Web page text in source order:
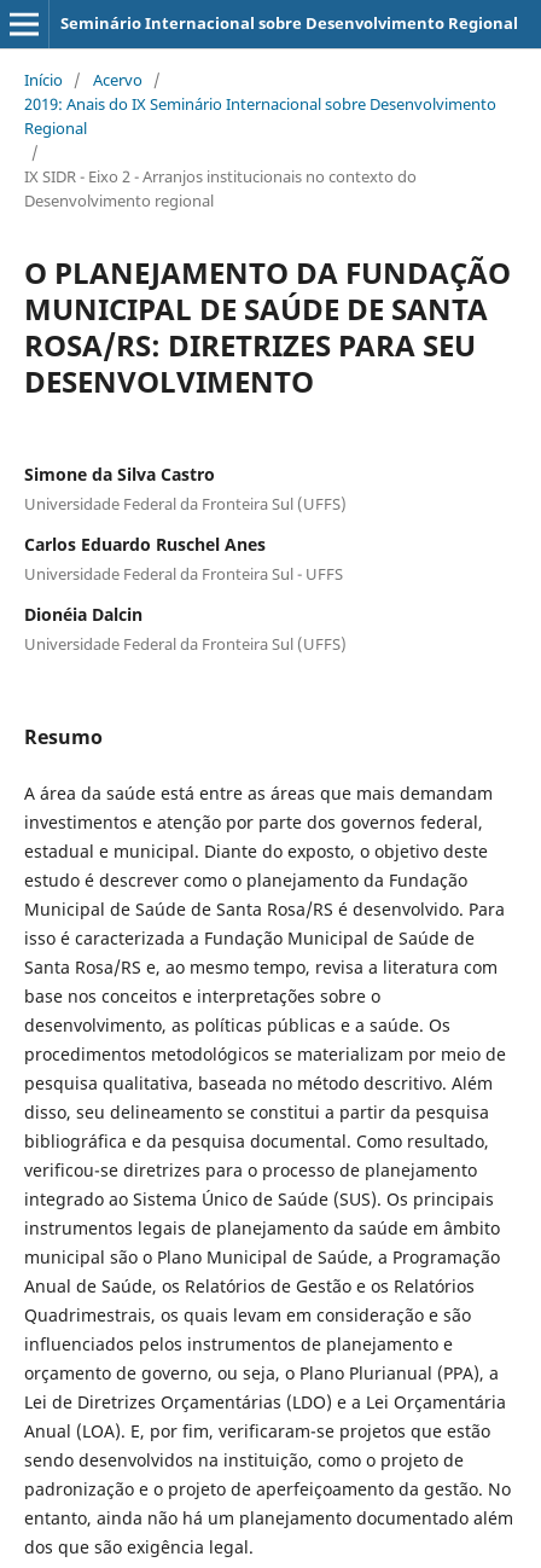
Seminário Internacional sobre Desenvolvimento Regional
Início / Acervo /
2019: Anais do IX Seminário Internacional sobre Desenvolvimento
Regional
/
IX SIDR - Eixo 2 - Arranjos institucionais no contexto do
Desenvolvimento regional
O PLANEJAMENTO DA FUNDAÇÃO
MUNICIPAL DE SAÚDE DE SANTA
ROSA/RS: DIRETRIZES PARA SEU
DESENVOLVIMENTO
Simone da Silva Castro
Universidade Federal da Fronteira Sul (UFFS)
Carlos Eduardo Ruschel Anes
Universidade Federal da Fronteira Sul - UFFS
Dionéia Dalcin
Universidade Federal da Fronteira Sul (UFFS)
Resumo
A área da saúde está entre as áreas que mais demandam
investimentos e atenção por parte dos governos federal,
estadual e municipal. Diante do exposto, o objetivo deste
estudo é descrever como o planejamento da Fundação
Municipal de Saúde de Santa Rosa/RS é desenvolvido. Para
isso é caracterizada a Fundação Municipal de Saúde de
Santa Rosa/RS e, ao mesmo tempo, revisa a literatura com
base nos conceitos e interpretações sobre o
desenvolvimento, as políticas públicas e a saúde. Os
procedimentos metodológicos se materializam por meio de
pesquisa qualitativa, baseada no método descritivo. Além
disso, seu delineamento se constitui a partir da pesquisa
bibliográfica e da pesquisa documental. Como resultado,
verificou-se diretrizes para o processo de planejamento
integrado ao Sistema Único de Saúde (SUS). Os principais
instrumentos legais de planejamento da saúde em âmbito
municipal são o Plano Municipal de Saúde, a Programação
Anual de Saúde, os Relatórios de Gestão e os Relatórios
Quadrimestrais, os quais levam em consideração e são
influenciados pelos instrumentos de planejamento e
orçamento de governo, ou seja, o Plano Plurianual (PPA), a
Lei de Diretrizes Orçamentárias (LDO) e a Lei Orçamentária
Anual (LOA). E, por fim, verificaram-se projetos que estão
sendo desenvolvidos na instituição, como o projeto de
padronização e o projeto de aperfeiçoamento da gestão. No
entanto, ainda não há um planejamento documentado além
dos que são exigência legal.